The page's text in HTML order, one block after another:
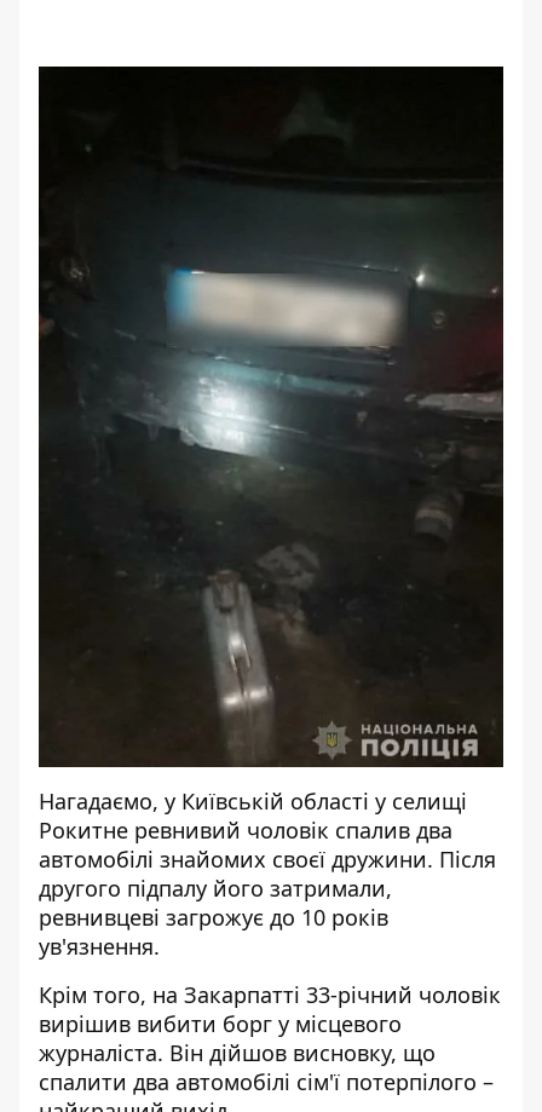
Нагадаємо, у Київській області у селищі
Рокитне ревнивий чоловік спалив два
автомобілі знайомих своєї дружини. Після
другого підпалу його затримали,
ревнивцеві загрожує до 10 років
ув'язнення.
Крім того, на Закарпатті 33-річний чоловік
вирішив вибити борг у місцевого
журналіста. Він дійшов висновку, що
спалити два автомобілі сім'ї потерпілого –